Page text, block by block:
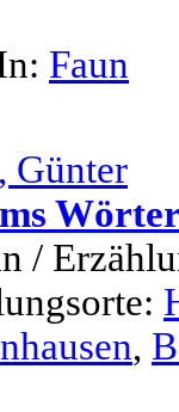
Faun
Günter
Wörter
/
,